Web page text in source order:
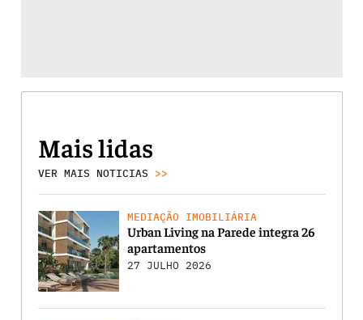
Mais lidas
VER MAIS NOTICIAS >>
MEDIAÇÃO IMOBILIÁRIA
Urban Living na Parede integra 26
apartamentos
27 JULHO 2026